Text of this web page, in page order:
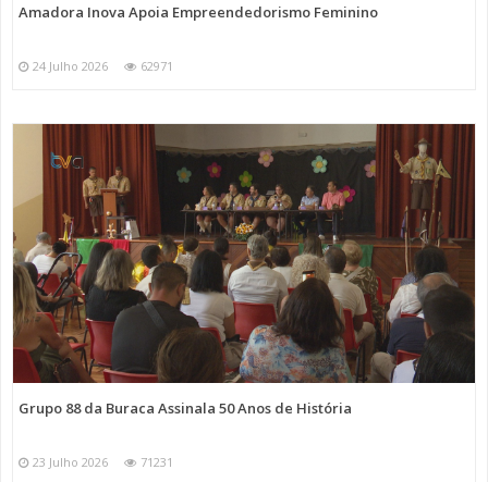
Amadora Inova Apoia Empreendedorismo Feminino
24 Julho 2026 62971
Grupo 88 da Buraca Assinala 50 Anos de História
23 Julho 2026 71231